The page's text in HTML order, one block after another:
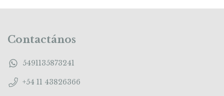
Contactános
5491135873241
+54 11 43826366